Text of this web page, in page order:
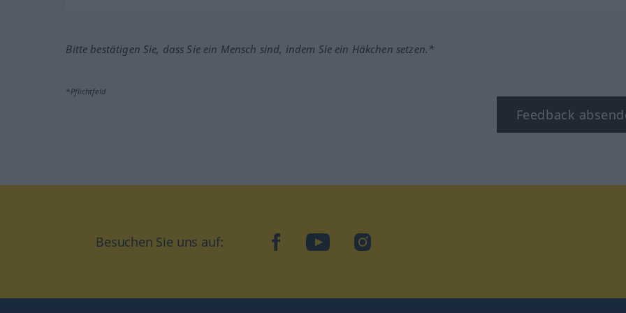
Bitte bestätigen Sie, dass Sie ein Mensch sind, indem Sie ein Häkchen setzen.*
*Pflichtfeld
Feedback
Besuchen Sie uns auf: facebookYouTubeInstagram